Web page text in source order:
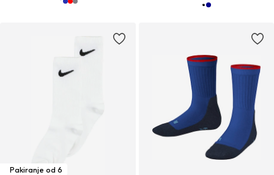
Pakiranje od 6